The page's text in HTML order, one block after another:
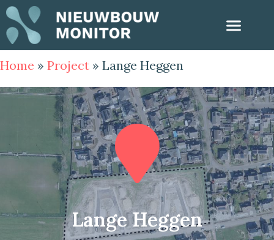
Home » Project » Lange Heggen
Lange Heggen